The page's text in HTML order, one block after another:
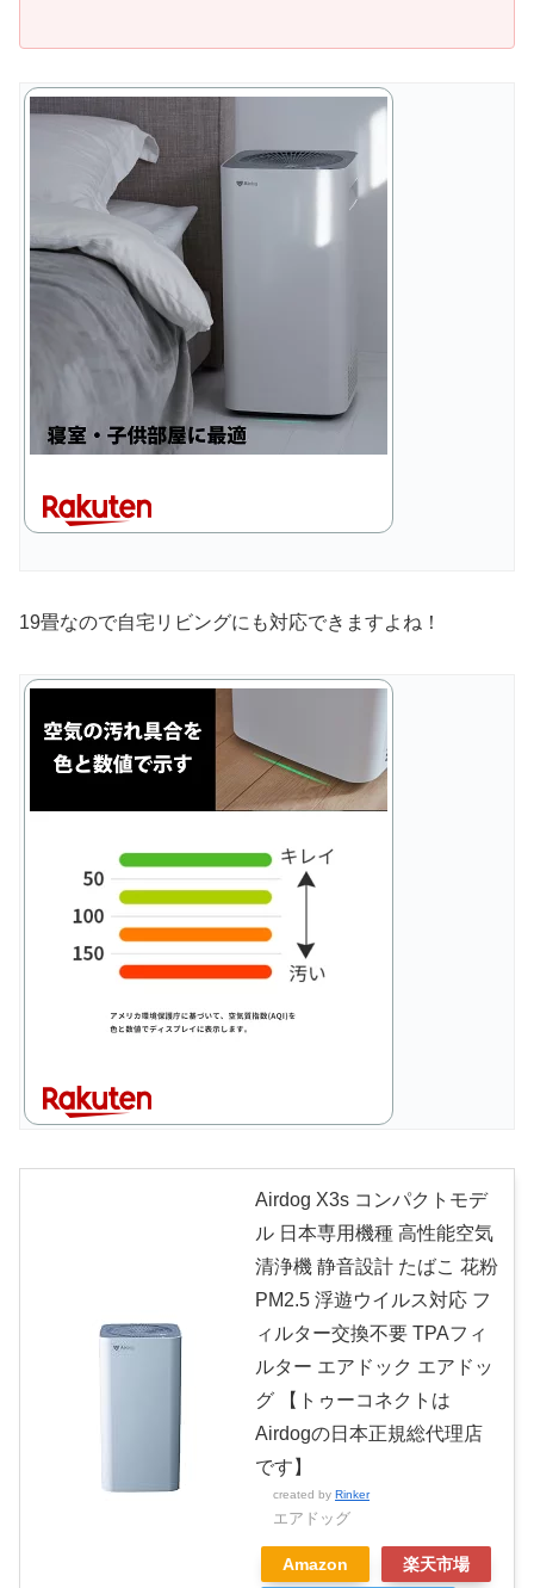
19畳なので自宅リビングにも対応できますよね！
Airdog X3s コンパクトモデ
ル 日本専用機種 高性能空気
清浄機 静音設計 たばこ 花粉
PM2.5 浮遊ウイルス対応 フ
ィルター交換不要 TPAフィ
ルター エアドック エアドッ
グ 【トゥーコネクトは
Airdogの日本正規総代理店
です】
created by Rinker
エアドッグ
Amazon 楽天市場